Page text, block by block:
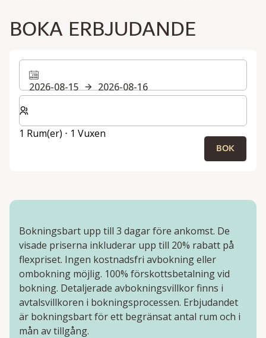
BOKA ERBJUDANDE
2026-08-15
2026-08-16
Välj antal rum och gäster för din vistelse
1 Rum(er) ⋅ 1 Vuxen
BOK
Bokningsbart upp till 3 dagar före ankomst. De
visade priserna inkluderar upp till 20% rabatt på
flexpriset. Ingen kostnadsfri avbokning eller
ombokning möjlig. 100% förskottsbetalning vid
bokning. Detaljerade avbokningsvillkor finns i
avtalsvillkoren i bokningsprocessen. Erbjudandet
är bokningsbart för ett begränsat antal rum och i
mån av tillgång.